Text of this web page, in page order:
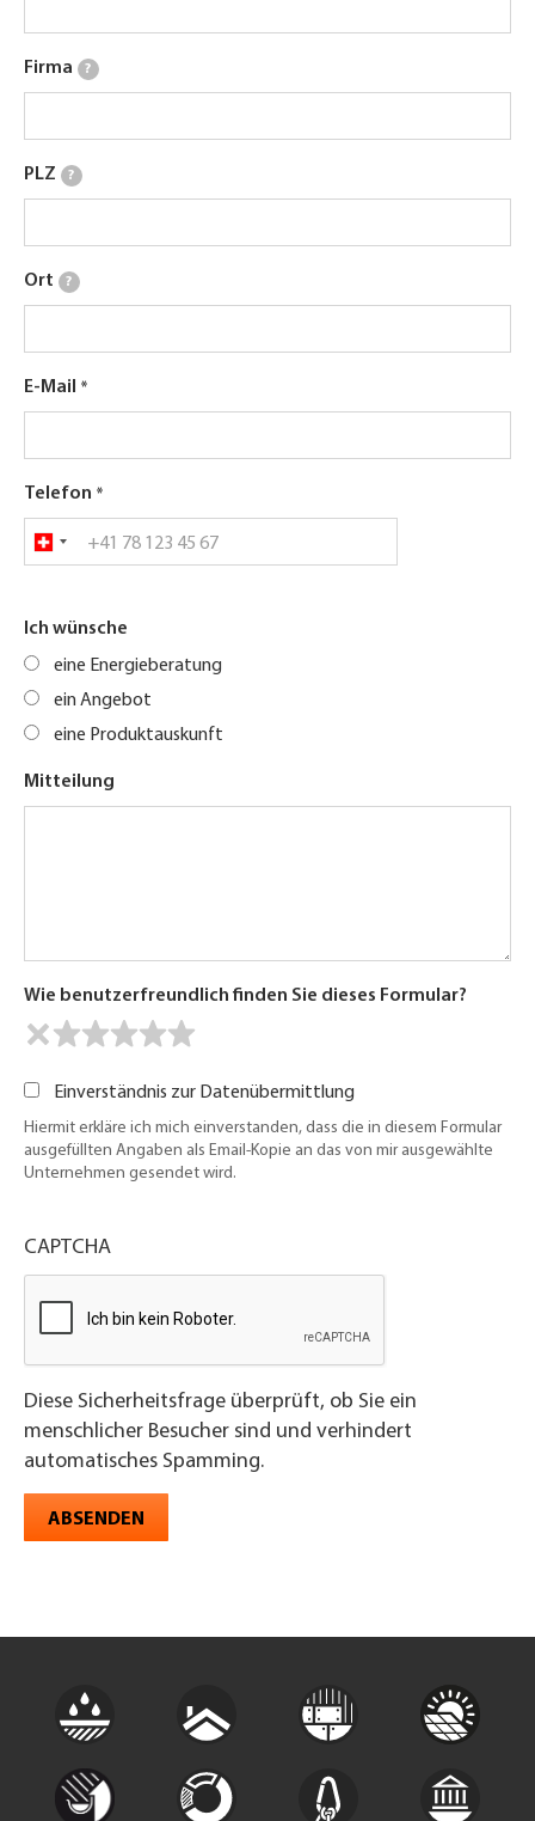
Firma ?
PLZ ?
Ort ?
E-Mail
Telefon
Ich wünsche
eine Energieberatung
ein Angebot
eine Produktauskunft
Mitteilung
Wie benutzerfreundlich finden Sie dieses Formular?
Einverständnis zur Datenübermittlung
Hiermit erkläre ich mich einverstanden, dass die in diesem Formular
ausgefüllten Angaben als Email-Kopie an das von mir ausgewählte
Unternehmen gesendet wird.
CAPTCHA
Diese Sicherheitsfrage überprüft, ob Sie ein
menschlicher Besucher sind und verhindert
automatisches Spamming.
ABSENDEN